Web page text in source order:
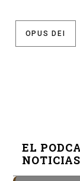
OPUS DEI
EL
NOTICIAS